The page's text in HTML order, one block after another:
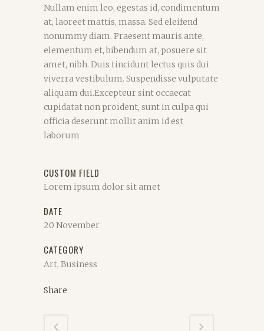
Nullam enim leo, egestas id, condimentum
at, laoreet mattis, massa. Sed eleifend
nonummy diam. Praesent mauris ante,
elementum et, bibendum at, posuere sit
amet, nibh. Duis tincidunt lectus quis dui
viverra vestibulum. Suspendisse vulputate
aliquam dui.Excepteur sint occaecat
cupidatat non proident, sunt in culpa qui
officia deserunt mollit anim id est
laborum
CUSTOM FIELD
Lorem ipsum dolor sit amet
DATE
20 November
CATEGORY
Art, Business
Share